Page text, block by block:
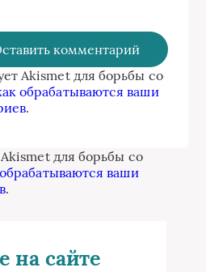
Akismet для борьбы со
обрабатываются ваши
.
для борьбы со
ваши
.
на сайте